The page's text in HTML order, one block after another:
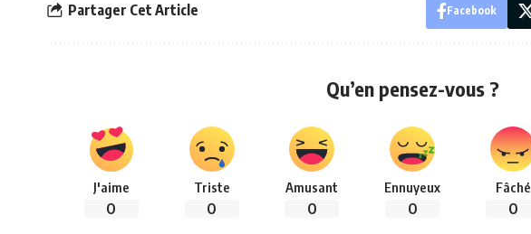
Partager Cet Article Facebook
Qu’en pensez-vous ?
J'aime
0
Triste
0
Amusant
0
Ennuyeux
0
Fâché
0